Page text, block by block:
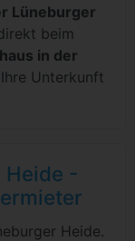
Lüneburger
beim
in der
Unterkunft
Heide -
Heide.